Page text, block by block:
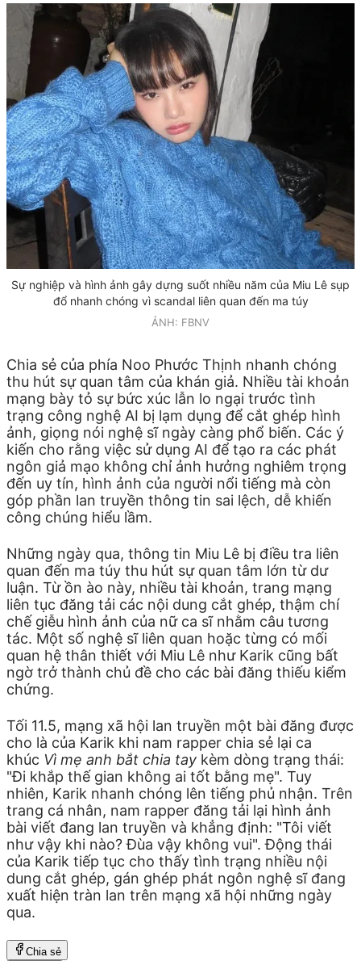
Sự nghiệp và hình ảnh gây dựng suốt nhiều năm của Miu Lê sụp
đổ nhanh chóng vì scandal liên quan đến ma túy
ẢNH: FBNV
Chia sẻ của phía Noo Phước Thịnh nhanh chóng
thu hút sự quan tâm của khán giả. Nhiều tài khoản
mạng bày tỏ sự bức xúc lẫn lo ngại trước tình
trạng công nghệ AI bị lạm dụng để cắt ghép hình
ảnh, giọng nói nghệ sĩ ngày càng phổ biến. Các ý
kiến cho rằng việc sử dụng AI để tạo ra các phát
ngôn giả mạo không chỉ ảnh hưởng nghiêm trọng
đến uy tín, hình ảnh của người nổi tiếng mà còn
góp phần lan truyền thông tin sai lệch, dễ khiến
công chúng hiểu lầm.
Những ngày qua, thông tin Miu Lê bị điều tra liên
quan đến ma túy thu hút sự quan tâm lớn từ dư
luận. Từ ồn ào này, nhiều tài khoản, trang mạng
liên tục đăng tải các nội dung cắt ghép, thậm chí
chế giễu hình ảnh của nữ ca sĩ nhằm câu tương
tác. Một số nghệ sĩ liên quan hoặc từng có mối
quan hệ thân thiết với Miu Lê như Karik cũng bất
ngờ trở thành chủ đề cho các bài đăng thiếu kiểm
chứng.
Tối 11.5, mạng xã hội lan truyền một bài đăng được
cho là của Karik khi nam rapper chia sẻ lại ca
khúc Vì mẹ anh bắt chia tay kèm dòng trạng thái:
"Đi khắp thế gian không ai tốt bằng mẹ". Tuy
nhiên, Karik nhanh chóng lên tiếng phủ nhận. Trên
trang cá nhân, nam rapper đăng tải lại hình ảnh
bài viết đang lan truyền và khẳng định: "Tôi viết
như vậy khi nào? Đùa vậy không vui". Động thái
của Karik tiếp tục cho thấy tình trạng nhiều nội
dung cắt ghép, gán ghép phát ngôn nghệ sĩ đang
xuất hiện tràn lan trên mạng xã hội những ngày
qua.
Chia sẻ